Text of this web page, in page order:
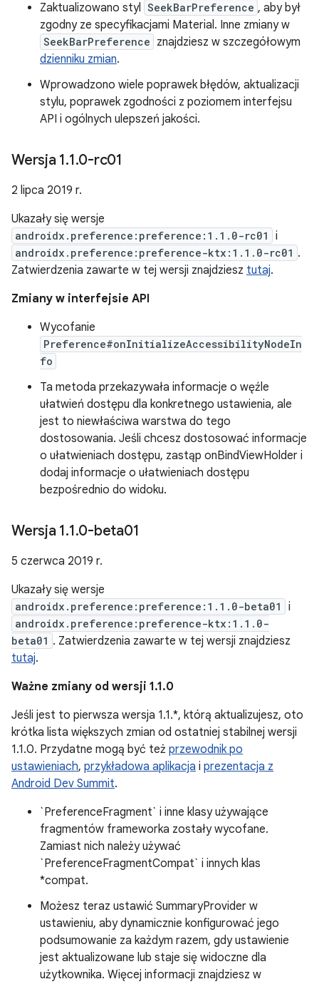
Zaktualizowano styl SeekBarPreference , aby był
zgodny ze specyfikacjami Material. Inne zmiany w
SeekBarPreference znajdziesz w szczegółowym
dzienniku zmian.
Wprowadzono wiele poprawek błędów, aktualizacji
stylu, poprawek zgodności z poziomem interfejsu
API i ogólnych ulepszeń jakości.
Wersja 1.1.0-rc01
2 lipca 2019 r.
Ukazały się wersje
androidx.preference:preference:1.1.0-rc01 i
androidx.preference:preference-ktx:1.1.0-rc01 .
Zatwierdzenia zawarte w tej wersji znajdziesz tutaj.
Zmiany w interfejsie API
Wycofanie
Preference#onInitializeAccessibilityNodeIn
fo
Ta metoda przekazywała informacje o węźle
ułatwień dostępu dla konkretnego ustawienia, ale
jest to niewłaściwa warstwa do tego
dostosowania. Jeśli chcesz dostosować informacje
o ułatwieniach dostępu, zastąp onBindViewHolder i
dodaj informacje o ułatwieniach dostępu
bezpośrednio do widoku.
Wersja 1.1.0-beta01
5 czerwca 2019 r.
Ukazały się wersje
androidx.preference:preference:1.1.0-beta01 i
androidx.preference:preference-ktx:1.1.0-
beta01 . Zatwierdzenia zawarte w tej wersji znajdziesz
tutaj.
Ważne zmiany od wersji 1.1.0
Jeśli jest to pierwsza wersja 1.1.*, którą aktualizujesz, oto
krótka lista większych zmian od ostatniej stabilnej wersji
1.1.0. Przydatne mogą być też przewodnik po
ustawieniach, przykładowa aplikacja i prezentacja z
Android Dev Summit.
`PreferenceFragment` i inne klasy używające
fragmentów frameworka zostały wycofane.
Zamiast nich należy używać
`PreferenceFragmentCompat` i innych klas
*compat.
Możesz teraz ustawić SummaryProvider w
ustawieniu, aby dynamicznie konfigurować jego
podsumowanie za każdym razem, gdy ustawienie
jest aktualizowane lub staje się widoczne dla
użytkownika. Więcej informacji znajdziesz w